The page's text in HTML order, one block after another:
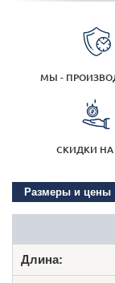
МЫ -
СКИДКИ НА
Размеры и цены